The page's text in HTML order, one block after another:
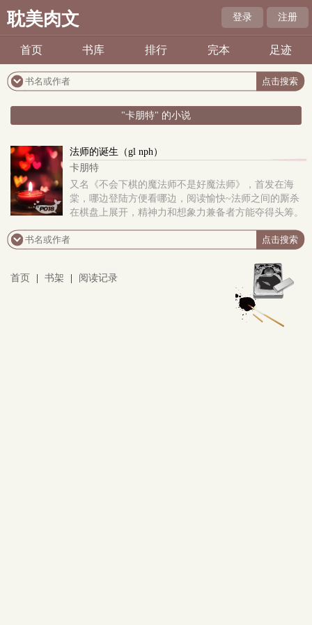
耽美肉文 登录 注册
首页 书库 排行 完本 足迹
"卡朋特" 的小说
法师的诞生（gl nph）
卡朋特
又名《不会下棋的魔法师不是好魔法师》，首发在海
棠，哪边登陆方便看哪边，阅读愉快~法师之间的厮杀
在棋盘上展开，精神力和想象力兼备者方能夺得头筹。
高低贵贱，没有魔法力的人类则作为下贱的奴隶存在，
女女的话性关系是np，感情方面是1v1（阿尔X赛琳
娜）。会有几章bg章节（剧情需要，会在标题标注），
首页 书架 阅读记录